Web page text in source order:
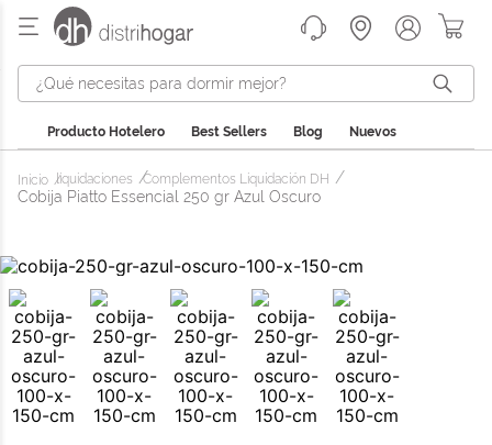
¿Qué necesitas para dormir mejor?
Producto Hotelero Best Sellers Blog Nuevos
liquidaciones Complementos Liquidación DH
Cobija Piatto Essencial 250 gr Azul Oscuro